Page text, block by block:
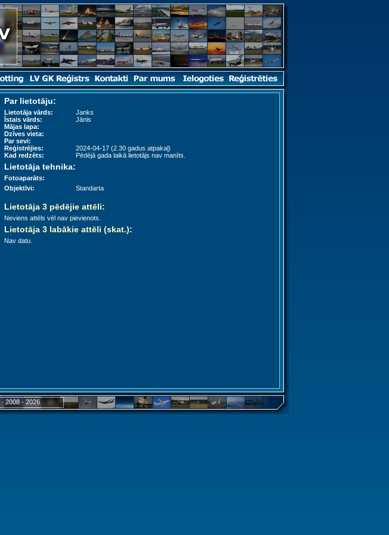
Par lietotāju:
Lietotāja vārds:
Janks
Īstais vārds:
Jānis
Mājas lapa:
Dzīves vieta:
Par sevi:
Reģistrējies:
2024-04-17 (2.30 gadus atpakaļ)
Kad redzēts:
Pēdējā gada laikā lietotājs nav manīts.
Lietotāja tehnika:
Fotoaparāts:
Objektīvi:
Standarta
Lietotāja 3 pēdējie attēli:
Neviens attēls vēl nav pievienots.
Lietotāja 3 labākie attēli (skat.):
Nav datu.
· 2008 - 2026